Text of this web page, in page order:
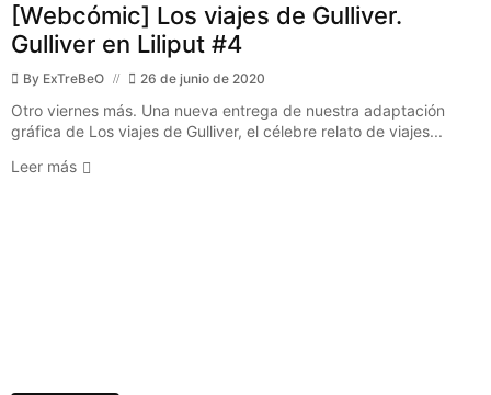
[Webcómic] Los viajes de Gulliver.
Gulliver en Liliput #4
By ExTreBeO 26 de junio de 2020
Otro viernes más. Una nueva entrega de nuestra adaptación
gráfica de Los viajes de Gulliver, el célebre relato de viajes...
Leer más